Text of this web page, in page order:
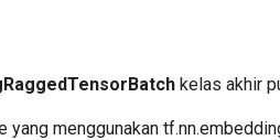
kelas akhir
yang menggunakan